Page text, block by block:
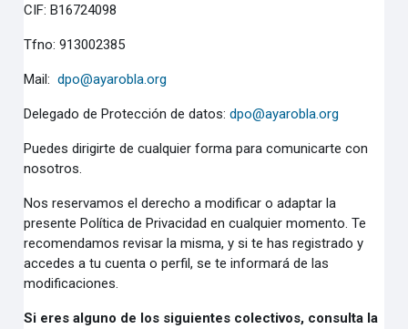
CIF: B16724098
Tfno: 913002385
Mail:dpo@ayarobla.org
Delegado de Protección de datos:dpo@ayarobla.org
Puedes dirigirte de cualquier forma para comunicarte con
nosotros.
Nos reservamos el derecho a modificar o adaptar la
presente Política de Privacidad en cualquier momento. Te
recomendamos revisar la misma, y si te has registrado y
accedes a tu cuenta o perfil, se te informará de las
modificaciones.
Si eres alguno de los siguientes colectivos, consulta la